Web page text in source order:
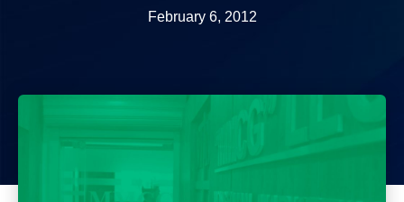
February 6, 2012